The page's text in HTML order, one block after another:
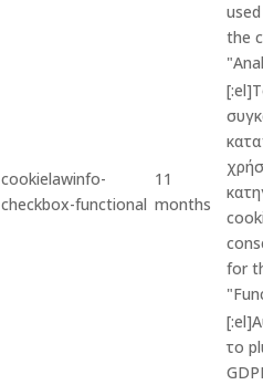
the
cookielawinfo-
checkbox-functional
11
months
for
το